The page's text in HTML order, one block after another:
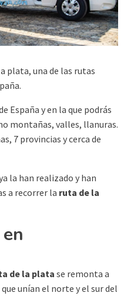
plata, una de las rutas
España y en la que podrás
montañas, valles, llanuras.
7 provincias y cerca de
la han realizado y han
a recorrer la ruta de la
de la plata se remonta a
unían el norte y el sur del